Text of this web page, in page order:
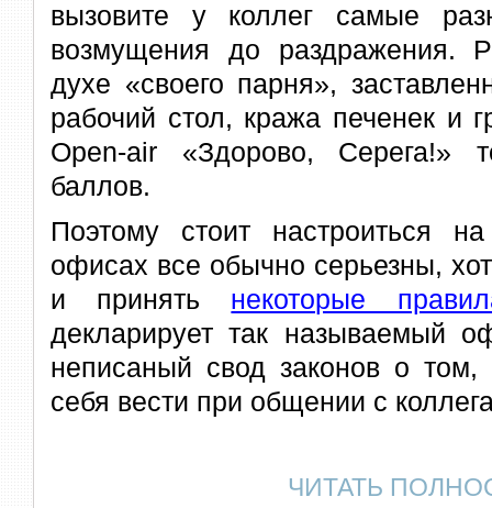
вызовите у коллег самые
возмущения до раздражения.
духе «своего парня»,
рабочий стол, кража печенек и
Open-air «Здорово, Серега!»
баллов.
Поэтому стоит настроиться
офисах все обычно серьезны,
и принять некоторые
декларирует так называемый
неписаный свод законов о
себя вести при общении с
ЧИТАТЬ